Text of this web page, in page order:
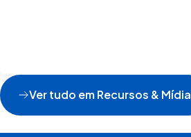
Ver tudo em Recursos & Mídia